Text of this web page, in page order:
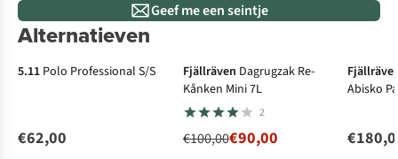
Geef me een seintje
Alternatieven
5.11 Polo Professional S/S
€62,00
Fjällräven Dagrugzak Re-
Kånken Mini 7L
2
€100,00€90,00
Abisko